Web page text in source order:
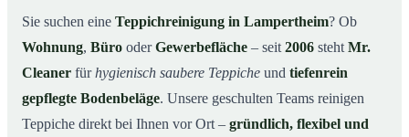
03Warum Mr. Cleaner in Lampertheim?
04Teppichreinigung in Lampertheim und Umgebung
05Jetzt Angebot einholen
Qualität, die man sieht – Profis bei einer
Teppichreinigung in Lampertheim im Einsatz
Sie suchen eine Teppichreinigung in Lampertheim? Ob
Wohnung, Büro oderGewerbefläche – seit 2006 steht Mr.
Cleaner fürhygienisch saubere Teppiche und tiefenrein
gepflegte Bodenbeläge. Unsere geschulten Teams reinigen
Teppiche direkt bei Ihnen vor Ort – gründlich, flexibel und